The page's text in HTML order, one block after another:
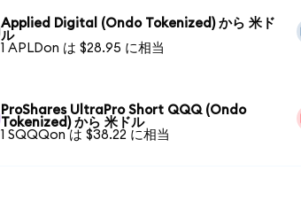
Applied Digital (Ondo Tokenized) から 米ド
ル
1 APLDon は $28.95 に相当
ProShares UltraPro Short QQQ (Ondo
Tokenized) から 米ドル
1 SQQQon は $38.22 に相当